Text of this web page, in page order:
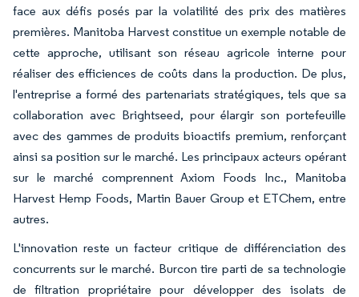
face aux défis posés par la volatilité des prix des matières
premières. Manitoba Harvest constitue un exemple notable de
cette approche, utilisant son réseau agricole interne pour
réaliser des efficiences de coûts dans la production. De plus,
l'entreprise a formé des partenariats stratégiques, tels que sa
collaboration avec Brightseed, pour élargir son portefeuille
avec des gammes de produits bioactifs premium, renforçant
ainsi sa position sur le marché. Les principaux acteurs opérant
sur le marché comprennent Axiom Foods Inc., Manitoba
Harvest Hemp Foods, Martin Bauer Group et ETChem, entre
autres.
L'innovation reste un facteur critique de différenciation des
concurrents sur le marché. Burcon tire parti de sa technologie
de filtration propriétaire pour développer des isolats de